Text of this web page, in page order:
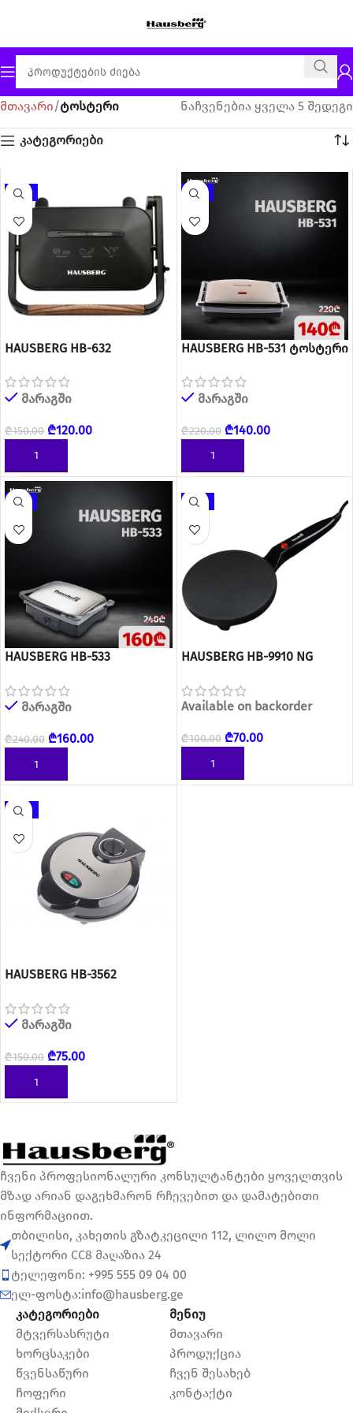
მთავარი ტოსტერი ნაჩვენებია ყველა 5 შედეგი
კატეგორიები
-20%
HAUSBERG HB-632
მარაგში
₾150.00 ₾120.00
ᲙᲐᲚᲐᲗᲐᲨᲘ ᲓᲐᲛᲐᲢᲔᲑᲐ
-36%
HAUSBERG HB-531 ტოსტერი
მარაგში
₾220.00 ₾140.00
ᲙᲐᲚᲐᲗᲐᲨᲘ ᲓᲐᲛᲐᲢᲔᲑᲐ
-33%
HAUSBERG HB-533
მარაგში
₾240.00 ₾160.00
ᲙᲐᲚᲐᲗᲐᲨᲘ ᲓᲐᲛᲐᲢᲔᲑᲐ
-30%
HAUSBERG HB-9910 NG
Available on backorder
₾100.00 ₾70.00
ᲙᲐᲚᲐᲗᲐᲨᲘ ᲓᲐᲛᲐᲢᲔᲑᲐ
-50%
HAUSBERG HB-3562
მარაგში
₾150.00 ₾75.00
ᲙᲐᲚᲐᲗᲐᲨᲘ ᲓᲐᲛᲐᲢᲔᲑᲐ
ჩვენი პროფესიონალური კონსულტანტები ყოველთვის
მზად არიან დაგეხმარონ რჩევებით და დამატებითი
ინფორმაციით.
თბილისი, კახეთის გზატკეცილი 112, ლილო მოლი
სექტორი CC8 მაღაზია 24
ტელეფონი: +995 555 09 04 00
ელ-ფოსტა:info@hausberg.ge
კატეგორიები
მტვერსასრუტი
ხორცსაკები
წვენსაწური
ჩოფერი
მენიუ
მთავარი
პროდუქცია
ჩვენ შესახებ
კონტაქტი